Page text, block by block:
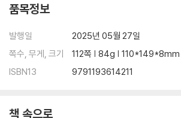
품목정보
발행일
2025년 05월 27일
쪽수, 무게, 크기
112쪽 | 84g | 110*149*8mm
ISBN13
9791193614211
책 속으로